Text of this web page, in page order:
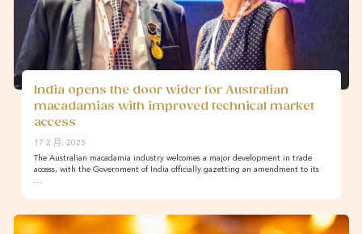
India opens the door wider for Australian
macadamias with improved technical market
access
17 2 月, 2025
The Australian macadamia industry welcomes a major development in trade
access, with the Government of India officially gazetting an amendment to its
…